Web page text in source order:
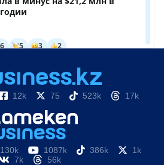
12k 75 523k 17k
130k 1087k 386k
1k
7k
56k